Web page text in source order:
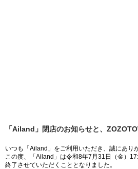
「Ailand」閉店のお知らせと、
いつも「Ailand」をご利用いただき、誠にあり
この度、「Ailand」は令和8年7月31日（金）
終了させていただくこととなりました。